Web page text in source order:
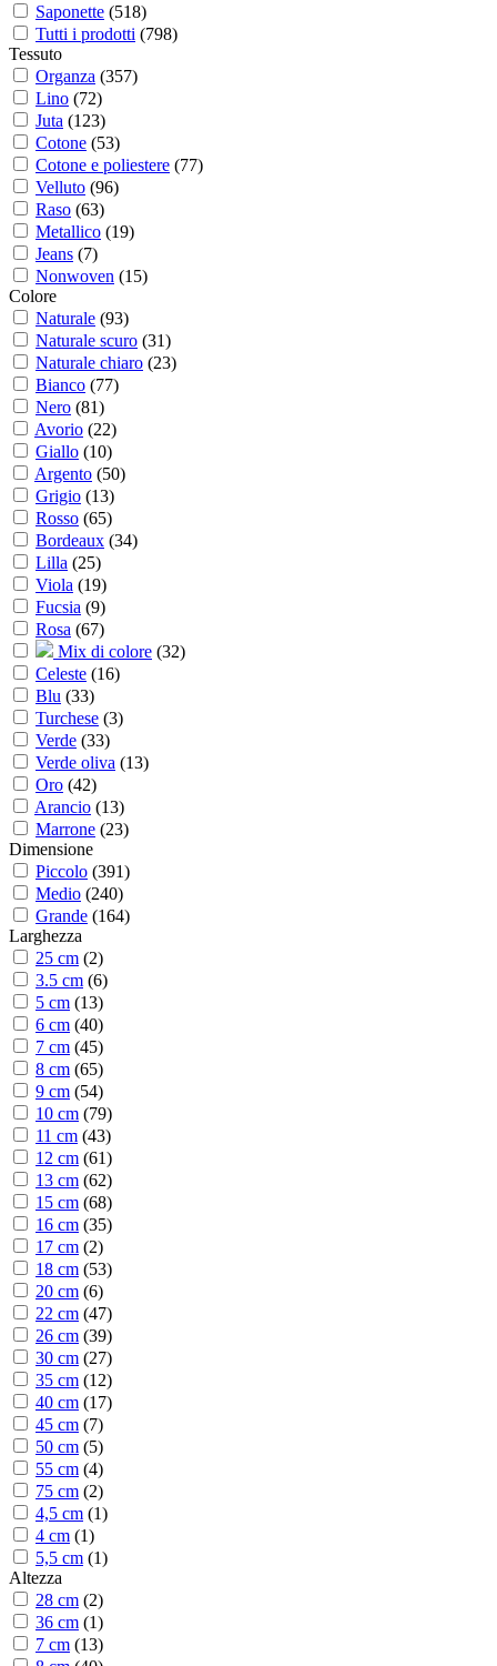
Saponette (518)
Tutti i prodotti (798)
Tessuto
Organza (357)
Lino (72)
Juta (123)
Cotone (53)
Cotone e poliestere (77)
Velluto (96)
Raso (63)
Metallico (19)
Jeans (7)
Nonwoven (15)
Colore
Naturale (93)
Naturale scuro (31)
Naturale chiaro (23)
Bianco (77)
Nero (81)
Avorio (22)
Giallo (10)
Argento (50)
Grigio (13)
Rosso (65)
Bordeaux (34)
Lilla (25)
Viola (19)
Fucsia (9)
Rosa (67)
Mix di colore (32)
Celeste (16)
Blu (33)
Turchese (3)
Verde (33)
Verde oliva (13)
Oro (42)
Arancio (13)
Marrone (23)
Dimensione
Piccolo (391)
Medio (240)
Grande (164)
Larghezza
25 cm (2)
3.5 cm (6)
5 cm (13)
6 cm (40)
7 cm (45)
8 cm (65)
9 cm (54)
10 cm (79)
11 cm (43)
12 cm (61)
13 cm (62)
15 cm (68)
16 cm (35)
17 cm (2)
18 cm (53)
20 cm (6)
22 cm (47)
26 cm (39)
30 cm (27)
35 cm (12)
40 cm (17)
45 cm (7)
50 cm (5)
55 cm (4)
75 cm (2)
4,5 cm (1)
4 cm (1)
5,5 cm (1)
Altezza
28 cm (2)
36 cm (1)
7 cm (13)